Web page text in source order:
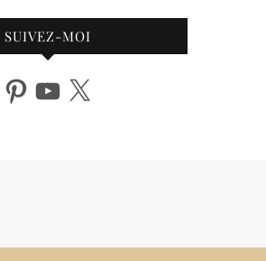
SUIVEZ-MOI
PinterestYouTube
X